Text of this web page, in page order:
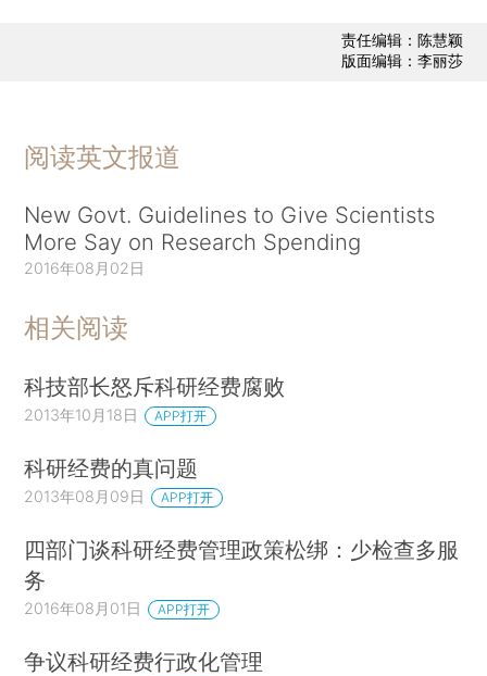
责任编辑：陈慧颖
版面编辑：李丽莎
阅读英文报道
New Govt. Guidelines to Give Scientists
More Say on Research Spending
2016年08月02日
相关阅读
科技部长怒斥科研经费腐败
2013年10月18日 APP打开
科研经费的真问题
2013年08月09日 APP打开
四部门谈科研经费管理政策松绑：少检查多服
务
2016年08月01日 APP打开
争议科研经费行政化管理